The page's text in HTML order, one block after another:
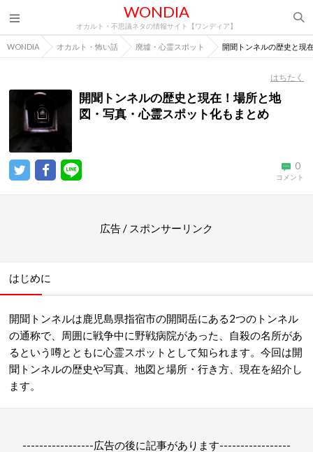
WONDIA
オカルト・不思議ネタの情報サイト【ワンディア】
WONDIA オカルト・怖い話 廃墟・心霊スポット 開聞トンネルの歴史と現
はちたく
開聞トンネルの歴史と現在！場所と地
図・写真・心霊スポット化もまとめ
0
コメント
広告 / スポンサーリンク
はじめに
開聞トンネルは鹿児島県指宿市の開聞岳にある2つのトンネル
の通称で、周囲に戦争中に野戦病院があった、自殺の名所があ
るという噂とともに心霊スポットとして知られます。今回は開
聞トンネルの歴史や写真、地図と場所・行き方、現在を紹介し
ます。
-----------------広告の後に記事があります-----------------